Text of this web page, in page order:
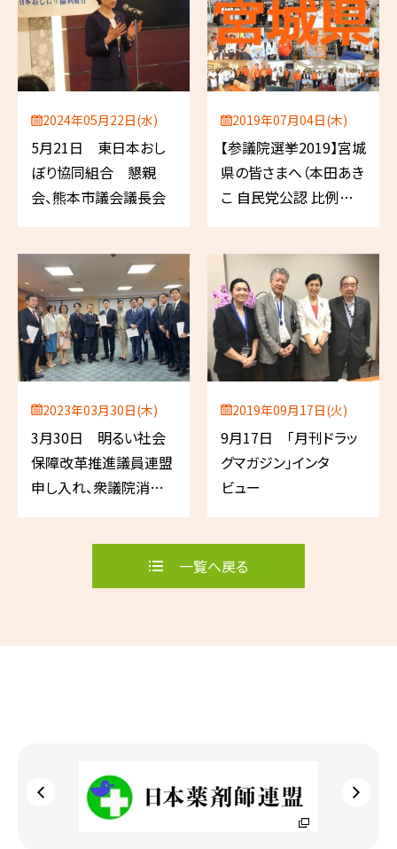
2024年05月22日(水)
5月21日 東日本おし
ぼり協同組合 懇親
会、熊本市議会議長会
2019年07月04日(木)
【参議院選挙2019】宮城
県の皆さまへ（本田あき
こ 自民党公認 比例代
表／薬剤師）
2023年03月30日(木)
3月30日 明るい社会
保障改革推進議員連盟
申し入れ、衆議院消費
2019年09月17日(火)
9月17日 「月刊ドラッ
グマガジン」インタ
ビュー
一覧へ戻る